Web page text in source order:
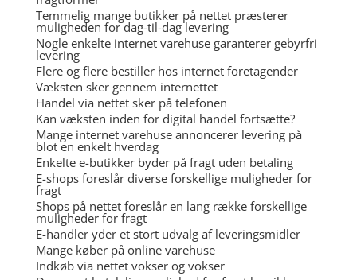
Temmelig mange butikker på nettet præsterer
muligheden for dag-til-dag levering
Nogle enkelte internet varehuse garanterer gebyrfri
levering
Flere og flere bestiller hos internet foretagender
Væksten sker gennem internettet
Handel via nettet sker på telefonen
Kan væksten inden for digital handel fortsætte?
Mange internet varehuse annoncerer levering på
blot en enkelt hverdag
Enkelte e-butikker byder på fragt uden betaling
E-shops foreslår diverse forskellige muligheder for
fragt
Shops på nettet foreslår en lang række forskellige
muligheder for fragt
E-handler yder et stort udvalg af leveringsmidler
Mange køber på online varehuse
Indkøb via nettet vokser og vokser